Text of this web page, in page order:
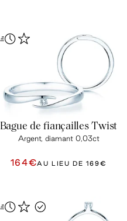
Bague de fiançailles Twist
Argent, diamant 0,03ct
164€AU LIEU DE 169€